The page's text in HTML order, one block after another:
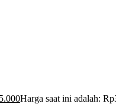
Harga saat ini adalah: